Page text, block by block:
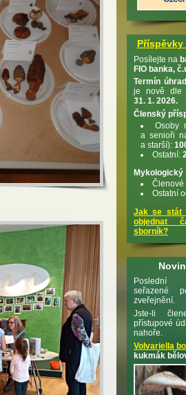
Příspěvky
Posílejte na
FIO banka,
Termín
je nově dle
31. 1. 2026.
Členský
Osoby
a senioři
a starší):
Ostatní:
Mykologický
Členové
Ostatní
Jak se stát
objednat
sborník?
Poslední
seřazené
zveřejnění.
Jste-li
přístupové
nahoře.
Volvariella
kukmák